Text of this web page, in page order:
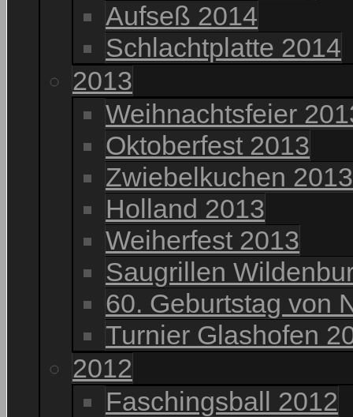
Aufseß 2014
Schlachtplatte 2014
2013
Weihnachtsfeier
Oktoberfest 2013
Zwiebelkuchen 2013
Holland 2013
Weiherfest 2013
Saugrillen
60. Geburtstag von
Turnier Glashofen
2012
Faschingsball 2012